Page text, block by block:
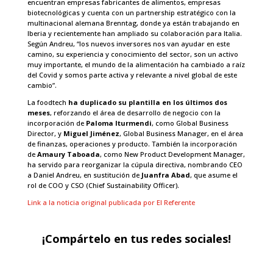
encuentran empresas fabricantes de alimentos, empresas
biotecnológicas y cuenta con un partnership estratégico con la
multinacional alemana Brenntag, donde ya están trabajando en
Iberia y recientemente han ampliado su colaboración para Italia.
Según Andreu, “los nuevos inversores nos van ayudar en este
camino, su experiencia y conocimiento del sector, son un activo
muy importante, el mundo de la alimentación ha cambiado a raíz
del Covid y somos parte activa y relevante a nivel global de este
cambio”.
La foodtech ha duplicado su plantilla en los últimos dos
meses, reforzando el área de desarrollo de negocio con la
incorporación de Paloma Iturmendi, como Global Business
Director, y Miguel Jiménez, Global Business Manager, en el área
de finanzas, operaciones y producto. También la incorporación
de Amaury Taboada, como New Product Development Manager,
ha servido para reorganizar la cúpula directiva, nombrando CEO
a Daniel Andreu, en sustitución de Juanfra Abad, que asume el
rol de COO y CSO (Chief Sustainability Officer).
Link a la noticia original publicada por El Referente
¡Compártelo en tus redes sociales!